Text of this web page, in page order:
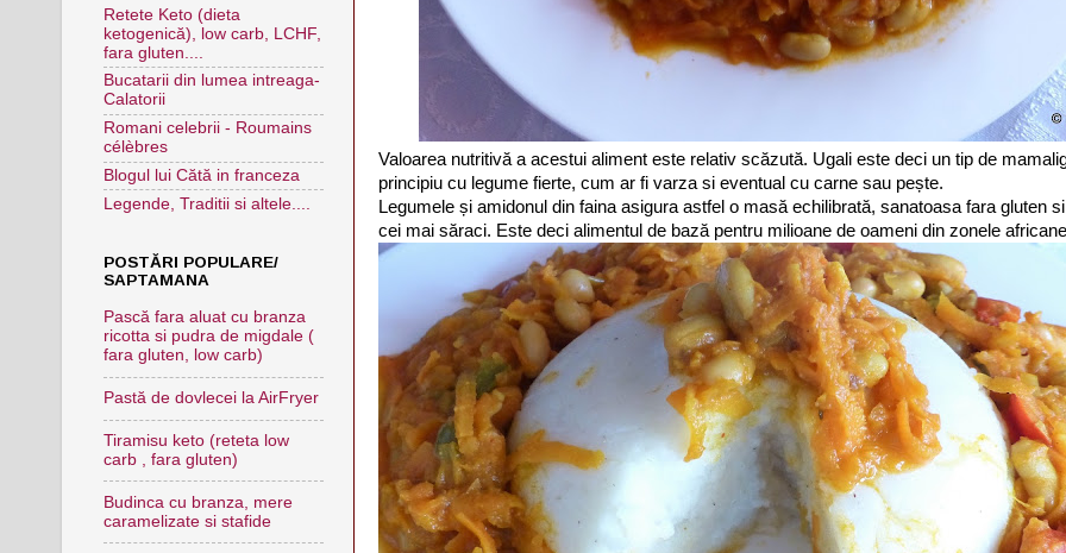
Valoarea nutritivă a acestui aliment este relativ scăzută. Ugali este deci un tip de
principiu cu legume fierte, cum ar fi varza si eventual cu carne sau pește.
Legumele și amidonul din faina asigura astfel o masă echilibrată, sanatoasa fara gluten
cei mai săraci. Este deci alimentul de bază pentru milioane de oameni din zonele
Retete Keto (dieta
ketogenică), low carb, LCHF,
fara gluten....
Bucatarii din lumea intreaga-
Calatorii
Romani celebrii - Roumains
célèbres
Blogul lui Cătă in franceza
Legende, Traditii si altele....
POSTĂRI POPULARE/
SAPTAMANA
Pască fara aluat cu branza
ricotta si pudra de migdale (
fara gluten, low carb)
Pastă de dovlecei la AirFryer
Tiramisu keto (reteta low
carb , fara gluten)
Budinca cu branza, mere
caramelizate si stafide